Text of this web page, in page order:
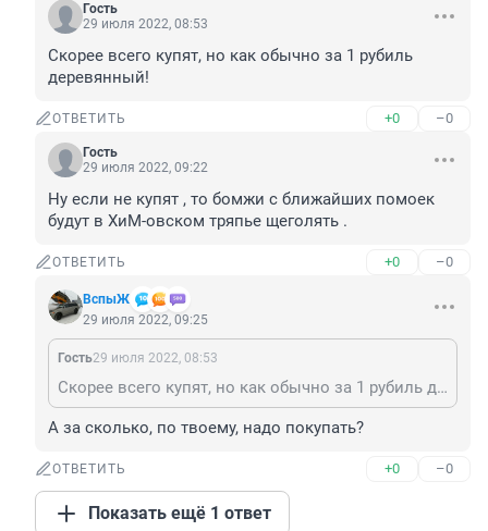
Гость
29 июля 2022, 08:53
Скорее всего купят, но как обычно за 1 рубиль
деревянный!
ОТВЕТИТЬ +0 –0
Гость
29 июля 2022, 09:22
Ну если не купят , то бомжи с ближайших помоек
будут в ХиМ-овском тряпье щеголять .
ОТВЕТИТЬ +0 –0
ВспыЖ
29 июля 2022, 09:25
Гость29 июля 2022, 08:53
Скорее всего купят, но как обычно за 1 рубиль деревянный!
А за сколько, по твоему, надо покупать?
ОТВЕТИТЬ +0 –0
Показать ещё 1 ответ